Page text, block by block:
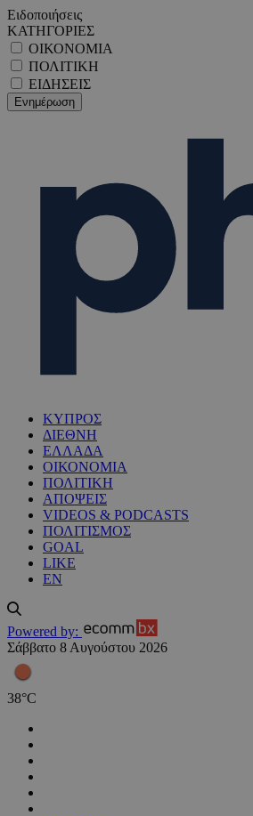
Ειδοποιήσεις
ΚΑΤΗΓΟΡΙΕΣ
ΟΙΚΟΝΟΜΙΑ
ΠΟΛΙΤΙΚΗ
ΕΙΔΗΣΕΙΣ
ΚΥΠΡΟΣ
ΔΙΕΘΝΗ
ΕΛΛΑΔΑ
ΟΙΚΟΝΟΜΙΑ
ΠΟΛΙΤΙΚΗ
ΑΠΟΨΕΙΣ
VIDEOS & PODCASTS
ΠΟΛΙΤΙΣΜΟΣ
GOAL
LIKE
EN
Powered by:
Σάββατο 8 Αυγούστου 2026
38°C